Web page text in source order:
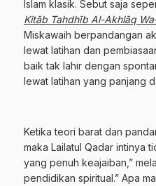
Islam klasik. Sebut saja
Kitāb Tahdhīb Al-Akhlāq
Miskawaih berpandangan
lewat latihan dan
baik tak lahir dengan
lewat latihan yang panjang
Ketika teori barat dan
maka Lailatul Qadar intinya
yang penuh keajaiban,”
pendidikan spiritual.” Apa